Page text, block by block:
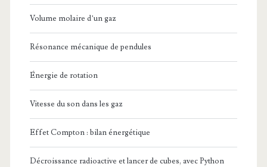
Volume molaire d’un gaz
Résonance mécanique de pendules
Énergie de rotation
Vitesse du son dans les gaz
Effet Compton : bilan énergétique
Décroissance radioactive et lancer de cubes, avec Python